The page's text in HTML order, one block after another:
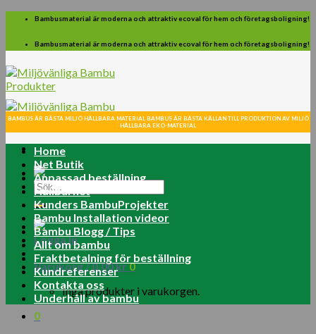
Skip
content
Bambusmaterial är moderna och attraktiv ecoval för hem och företagsboligning!
Bambusmaterial är moderna och attraktiv ecoval för hem och företagsboligning!
Sök
efter:
Logga in
Varukorg /0.00kr0
Inga produkter i varukorgen.
0
BAMBUS ÄR BÄSTA MILJÖ HÅLLBARA MATERIAL BAMBUS ÄR BÄSTA KÄLLAN TILL PRODUKTION AV MILJÖ
HÅLLBARA EKO-MATERIAL
Home
Net Butik
Anpassad beställning
Hållbarhet
Kunders BambuProjekter
Bambu Installation videor
Bambu Blogg / Tips
Allt om bambu
Fraktbetalning för beställning
Kundreferenser
Kontakta oss
Underhåll av bambu